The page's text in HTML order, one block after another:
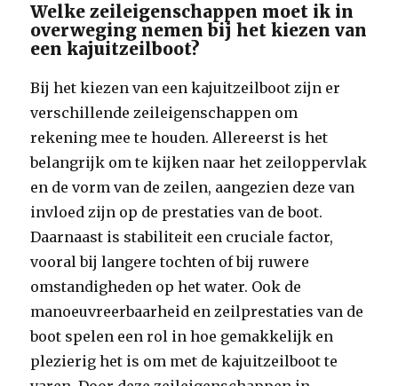
Welke zeileigenschappen moet ik in
overweging nemen bij het kiezen van
een kajuitzeilboot?
Bij het kiezen van een kajuitzeilboot zijn er
verschillende zeileigenschappen om
rekening mee te houden. Allereerst is het
belangrijk om te kijken naar het zeiloppervlak
en de vorm van de zeilen, aangezien deze van
invloed zijn op de prestaties van de boot.
Daarnaast is stabiliteit een cruciale factor,
vooral bij langere tochten of bij ruwere
omstandigheden op het water. Ook de
manoeuvreerbaarheid en zeilprestaties van de
boot spelen een rol in hoe gemakkelijk en
plezierig het is om met de kajuitzeilboot te